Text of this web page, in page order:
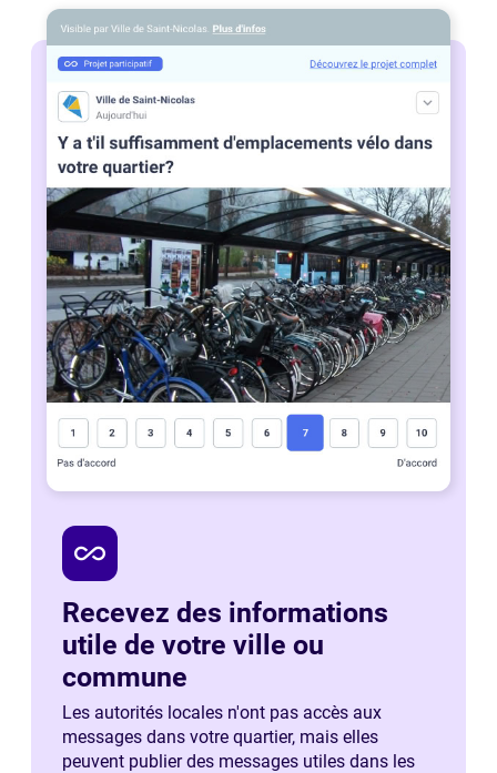
all_inclusive
Recevez des informations
utile de votre ville ou
commune
Les autorités locales n'ont pas accès aux
messages dans votre quartier, mais elles
peuvent publier des messages utiles dans les